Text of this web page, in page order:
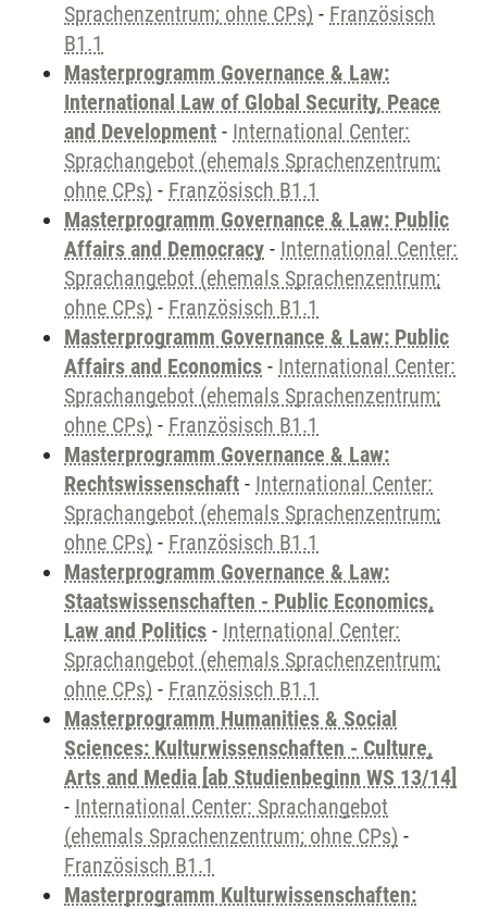
Sprachenzentrum; ohne CPs) - Französisch
B1.1
Masterprogramm Governance & Law:
International Law of Global Security, Peace
and Development - International Center:
Sprachangebot (ehemals Sprachenzentrum;
ohne CPs) - Französisch B1.1
Masterprogramm Governance & Law: Public
Affairs and Democracy - International Center:
Sprachangebot (ehemals Sprachenzentrum;
ohne CPs) - Französisch B1.1
Masterprogramm Governance & Law: Public
Affairs and Economics - International Center:
Sprachangebot (ehemals Sprachenzentrum;
ohne CPs) - Französisch B1.1
Masterprogramm Governance & Law:
Rechtswissenschaft - International Center:
Sprachangebot (ehemals Sprachenzentrum;
ohne CPs) - Französisch B1.1
Masterprogramm Governance & Law:
Staatswissenschaften - Public Economics,
Law and Politics - International Center:
Sprachangebot (ehemals Sprachenzentrum;
ohne CPs) - Französisch B1.1
Masterprogramm Humanities & Social
Sciences: Kulturwissenschaften - Culture,
Arts and Media [ab Studienbeginn WS 13/14]
- International Center: Sprachangebot
(ehemals Sprachenzentrum; ohne CPs) -
Französisch B1.1
Masterprogramm Kulturwissenschaften: